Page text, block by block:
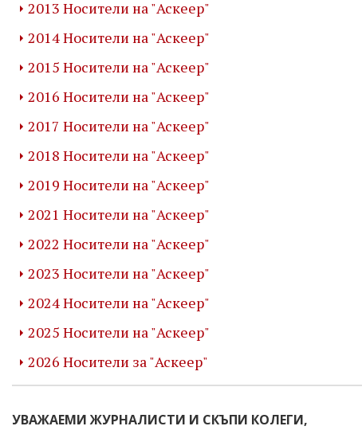
2013 Носители на "Аскеер"
2014 Носители на "Аскеер"
2015 Носители на "Аскеер"
2016 Носители на "Аскеер"
2017 Носители на "Аскеер"
2018 Носители на "Аскеер"
2019 Носители на "Аскеер"
2021 Носители на "Аскеер"
2022 Носители на "Аскеер"
2023 Носители на "Аскеер"
2024 Носители на "Аскеер"
2025 Носители на "Аскеер"
2026 Носители за "Аскеер"
УВАЖАЕМИ ЖУРНАЛИСТИ И СКЪПИ КОЛЕГИ,